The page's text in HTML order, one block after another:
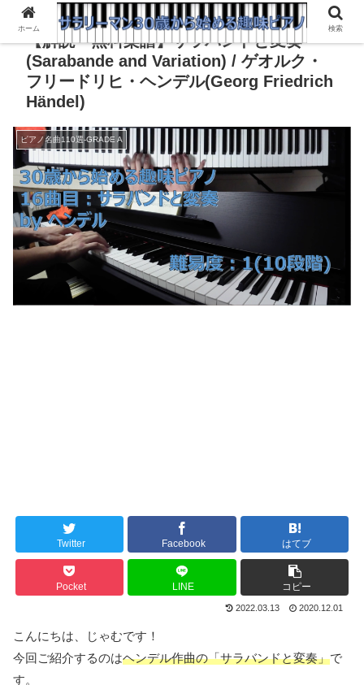
【解説・無料楽譜】サラバンドと変奏
(Sarabande and Variation) / ゲオルク・
フリードリヒ・ヘンデル(Georg Friedrich
Händel)
ピアノ名曲110選-GRADE A
Twitter Facebook はてブ
Pocket LINE コピー
2022.03.13 2020.12.01
こんにちは、じゃむです！
今回ご紹介するのはヘンデル作曲の「サラバンドと変奏」で
す。
ホーム 検索